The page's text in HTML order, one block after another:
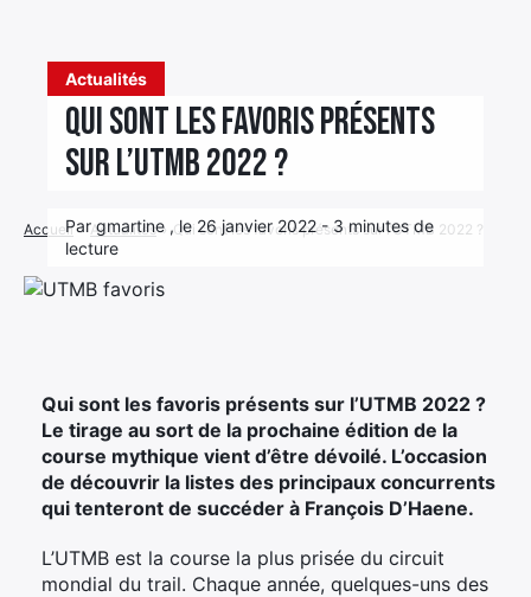
Actualités
Qui sont les favoris présents
sur l’UTMB 2022 ?
Par gmartine , le 26 janvier 2022 - 3 minutes de
lecture
Accueil › Actualités › Qui sont les favoris présents sur l’UTMB 2022 ?
Qui sont les favoris présents sur l’UTMB 2022 ?
Le tirage au sort de la prochaine édition de la
course mythique vient d’être dévoilé. L’occasion
de découvrir la listes des principaux concurrents
qui tenteront de succéder à François D’Haene.
L’UTMB est la course la plus prisée du circuit
mondial du trail. Chaque année, quelques-uns des
Santé
CALENDRIER
COURSES